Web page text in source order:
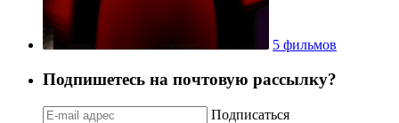
5 фильмов
Подпишетесь на почтовую рассылку?
Подписаться